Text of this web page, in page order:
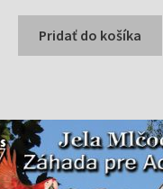
bola:
0,99 €.
je:
0,96 €.
Pridať do košíka